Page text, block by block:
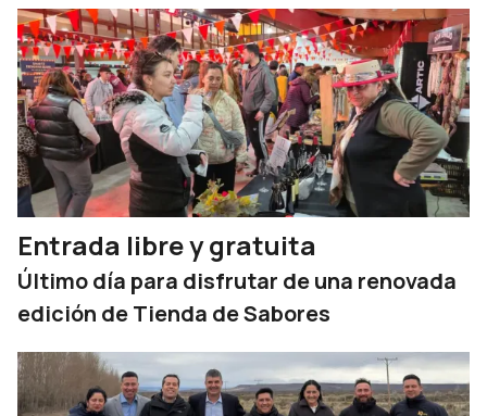
Entrada libre y gratuita
Último día para disfrutar de una renovada
edición de Tienda de Sabores